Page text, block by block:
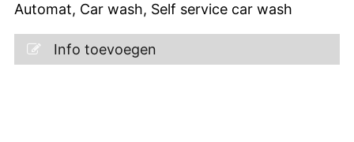
Automat, Car wash, Self service car wash
Info toevoegen